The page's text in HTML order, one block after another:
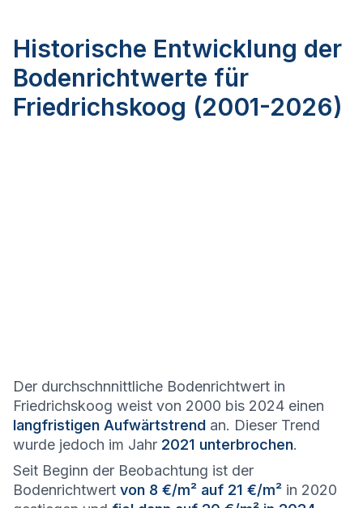
Historische Entwicklung der
Bodenrichtwerte für
Friedrichskoog (2001-2026)
Der durchschnnittliche Bodenrichtwert in
Friedrichskoog weist von 2000 bis 2024 einen
langfristigen Aufwärtstrend an. Dieser Trend
wurde jedoch im Jahr 2021 unterbrochen.
Seit Beginn der Beobachtung ist der
Bodenrichtwert von 8 €/m² auf 21 €/m² in 2020